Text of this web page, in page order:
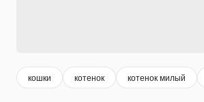
кошки котенок котенок милый